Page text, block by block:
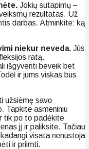
Jokių sutapimų –
rezultatas. Už
darbas. Atminkite: ką
niekur neveda. Jūs
ratą.
išgyventi beveik bet
ir jums viskas bus
užsiėmę savo
Tapkite asmeniniu
tik po to padėkite
jį ir paliksite. Tačiau
visata nenustoja
ir priimti.